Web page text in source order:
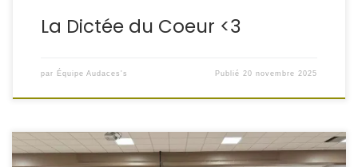
La Dictée du Coeur <3
par Équipe Audaces's Publié 20 novembre 2025